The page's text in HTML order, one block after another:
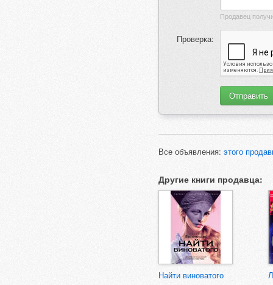
Проверка:
Все объявления: этого
Другие книги продавца:
Найти виноватого